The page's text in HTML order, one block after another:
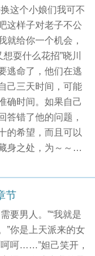
这个小娘们我可不
这样子对老子不公
就给你一个机会，
耍什么花招”晓川
逃命了，他们在逃
己三天时间，可能
确时间。如果自己
答错了他的问题，
的希望，而且可以
身之处，为～～…
节
需要男人。”“我就是
”你是上天派来的女
呵……”妲己笑开，